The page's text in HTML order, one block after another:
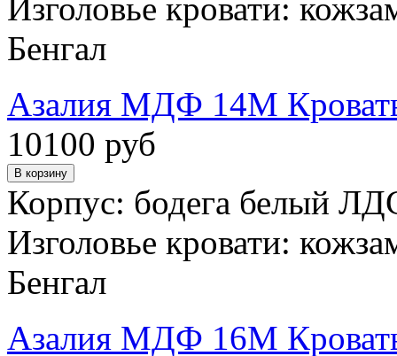
Изголовье кровати:
Бенгал
Азалия МДФ 14М
10100 руб
Корпус: бодега белый
Изголовье кровати:
Бенгал
Азалия МДФ 16М